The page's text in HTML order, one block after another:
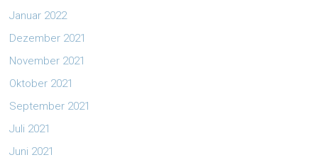
Januar 2022
Dezember 2021
November 2021
Oktober 2021
September 2021
Juli 2021
Juni 2021